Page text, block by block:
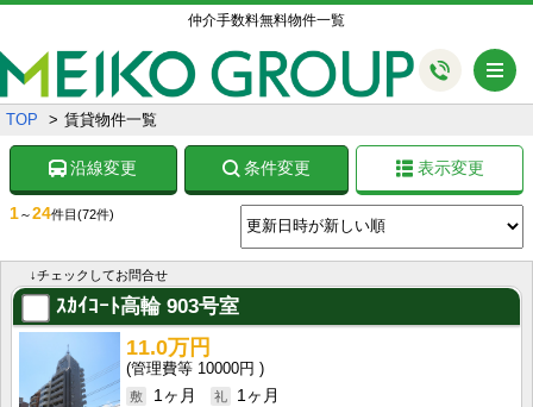
仲介手数料無料物件一覧
TOP 賃貸物件一覧
沿線変更 条件変更 表示変更
1～24件目(72件)
↓チェックしてお問合せ
ｽｶｲｺｰﾄ高輪903号室
11.0万円
10000円
1ヶ月
1ヶ月